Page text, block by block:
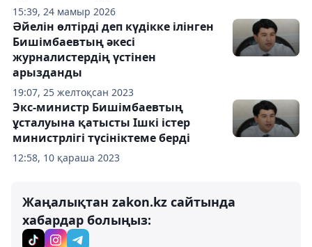
15:39, 24 мамыр 2026
19:07, 25 желтоқсан 2023
Әйелін өлтірді деп күдікке ілінген
Бишімбаевтың әкесі
журналистердің үстінен
арызданды
12:58, 10 қараша 2023
Экс-министр Бишімбаевтың
ұсталуына қатысты Ішкі істер
министрлігі түсініктеме берді
Жаңалықтан zakon.kz сайтында
хабардар болыңыз: